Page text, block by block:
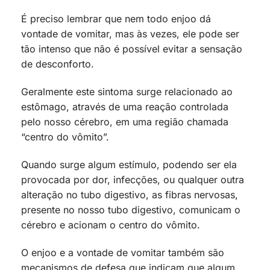
É preciso lembrar que nem todo enjoo dá
vontade de vomitar, mas às vezes, ele pode ser
tão intenso que não é possível evitar a sensação
de desconforto.
Geralmente este sintoma surge relacionado ao
estômago, através de uma reação controlada
pelo nosso cérebro, em uma região chamada
“centro do vômito”.
Quando surge algum estímulo, podendo ser ela
provocada por dor, infecções, ou qualquer outra
alteração no tubo digestivo, as fibras nervosas,
presente no nosso tubo digestivo, comunicam o
cérebro e acionam o centro do vômito.
O enjoo e a vontade de vomitar também são
mecanismos de defesa que indicam que algum